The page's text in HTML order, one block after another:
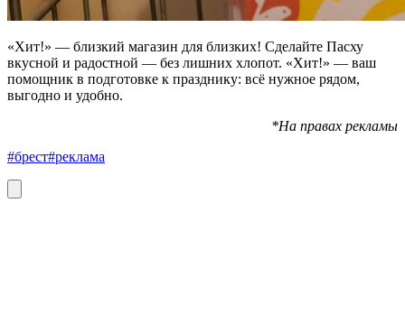
«Хит!» — близкий магазин для близких! Сделайте Пасху
вкусной и радостной — без лишних хлопот. «Хит!» — ваш
помощник в подготовке к празднику: всё нужное рядом,
выгодно и удобно.
*На правах рекламы
#брест#реклама